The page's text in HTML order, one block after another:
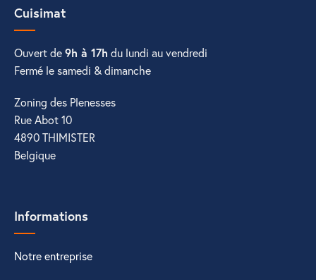
Cuisimat
Ouvert de9h à 17h du lundi au vendredi
Fermé le samedi & dimanche
Zoning des Plenesses
Rue Abot 10
4890 THIMISTER
Belgique
Informations
Notre entreprise